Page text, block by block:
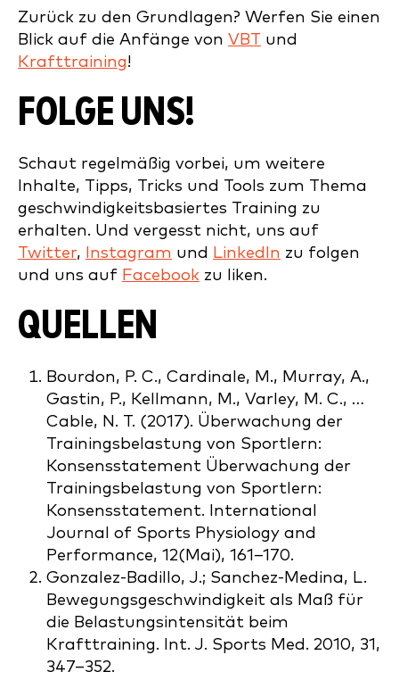
Zurück zu den Grundlagen? Werfen Sie einen
Blick auf die Anfänge von VBT und
Krafttraining!
FOLGE UNS!
Schaut regelmäßig vorbei, um weitere
Inhalte, Tipps, Tricks und Tools zum Thema
geschwindigkeitsbasiertes Training zu
erhalten. Und vergesst nicht, uns auf
Twitter, Instagram und LinkedIn zu folgen
und uns auf Facebook zu liken.
QUELLEN
Bourdon, P. C., Cardinale, M., Murray, A.,
Gastin, P., Kellmann, M., Varley, M. C., …
Cable, N. T. (2017). Überwachung der
Trainingsbelastung von Sportlern:
Konsensstatement Überwachung der
Trainingsbelastung von Sportlern:
Konsensstatement. International
Journal of Sports Physiology and
Performance, 12(Mai), 161–170.
Gonzalez-Badillo, J.; Sanchez-Medina, L.
Bewegungsgeschwindigkeit als Maß für
die Belastungsintensität beim
Krafttraining. Int. J. Sports Med. 2010, 31,
347–352.